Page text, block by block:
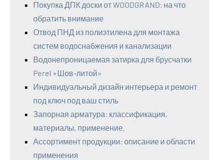
Покупка ДПК доски от WOODGRAND: на что
обратить внимание
Отвод ПНД из полиэтилена для монтажа
систем водоснабжения и канализации
Водонепроницаемая затирка для брусчатки
Perel «Шов-литой»
Индивидуальный дизайн интерьера и ремонт
под ключ под ваш стиль
Запорная арматура: классификация,
материалы, применение.
Ассортимент продукции: описание и области
применения